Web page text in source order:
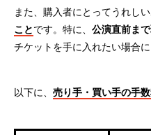
また、購入者にとってうれしい
ことです。特に、 公演直前ま
チケットを手に入れたい場合
以下に、 売り手・買い手の手